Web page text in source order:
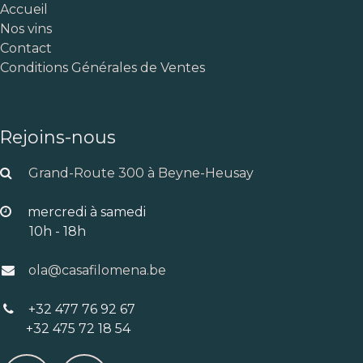
Accueil
Nos vins
Contact
Conditions Générales de Ventes
Rejoins-nous
Grand-Route 300 à Beyne-Heusay
mercredi à samedi
10h - 18h
ola@casafilomena.be
+32 477 76 92 67
+32 475 72 18 54